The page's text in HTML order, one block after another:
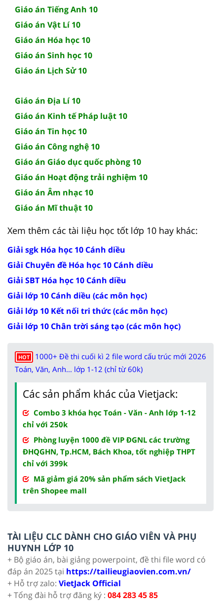
Giáo án Tiếng Anh 10
Giáo án Vật Lí 10
Giáo án Hóa học 10
Giáo án Sinh học 10
Giáo án Lịch Sử 10
Giáo án Địa Lí 10
Giáo án Kinh tế Pháp luật 10
Giáo án Tin học 10
Giáo án Công nghệ 10
Giáo án Giáo dục quốc phòng 10
Giáo án Hoạt động trải nghiệm 10
Giáo án Âm nhạc 10
Giáo án Mĩ thuật 10
Xem thêm các tài liệu học tốt lớp 10 hay khác:
Giải sgk Hóa học 10 Cánh diều
Giải Chuyên đề Hóa học 10 Cánh diều
Giải SBT Hóa học 10 Cánh diều
Giải lớp 10 Cánh diều (các môn học)
Giải lớp 10 Kết nối tri thức (các môn học)
Giải lớp 10 Chân trời sáng tạo (các môn học)
HOT
1000+ Đề thi cuối kì 2 file word cấu trúc mới 2026
Toán, Văn, Anh... lớp 1-12 (chỉ từ 60k)
Các sản phẩm khác của Vietjack:
Combo 3 khóa học Toán - Văn - Anh lớp 1-12
chỉ với 250k
Phòng luyện 1000 đề VIP ĐGNL các trường
ĐHQGHN, Tp.HCM, Bách Khoa, tốt nghiệp THPT
chỉ với 399k
Mã giảm giá 20% sản phẩm sách VietJack
trên Shopee mall
TÀI LIỆU CLC DÀNH CHO GIÁO VIÊN VÀ PHỤ
HUYNH LỚP 10
+ Bộ giáo án, bài giảng powerpoint, đề thi file word có
đáp án 2025 tại https://tailieugiaovien.com.vn/
+ Hỗ trợ zalo: VietJack Official
+ Tổng đài hỗ trợ đăng ký : 084 283 45 85